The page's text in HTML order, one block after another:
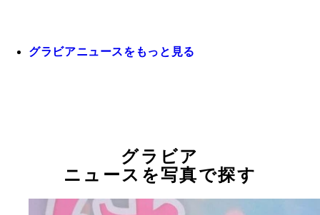
グラビアニュースをもっと見る
グラビア
ニュースを写真で探す